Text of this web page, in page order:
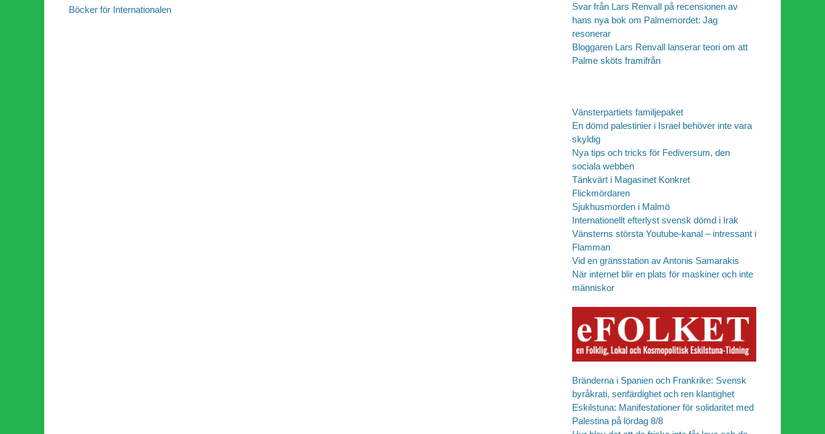
Svar från Lars Renvall på recensionen av
hans nya bok om Palmemordet: Jag
resonerar
Bloggaren Lars Renvall lanserar teori om att
Palme sköts framifrån
Vänsterpartiets familjepaket
En dömd palestinier i Israel behöver inte vara
skyldig
Nya tips och tricks för Fediversum, den
sociala webben
Tänkvärt i Magasinet Konkret
Flickmördaren
Sjukhusmorden i Malmö
Internationellt efterlyst svensk dömd i Irak
Vänsterns största Youtube-kanal – intressant i
Flamman
Vid en gränsstation av Antonis Samarakis
När internet blir en plats för maskiner och inte
människor
Bränderna i Spanien och Frankrike: Svensk
byråkrati, senfärdighet och ren klantighet
Eskilstuna: Manifestationer för solidaritet med
Palestina på lördag 8/8
Böcker för Internationalen